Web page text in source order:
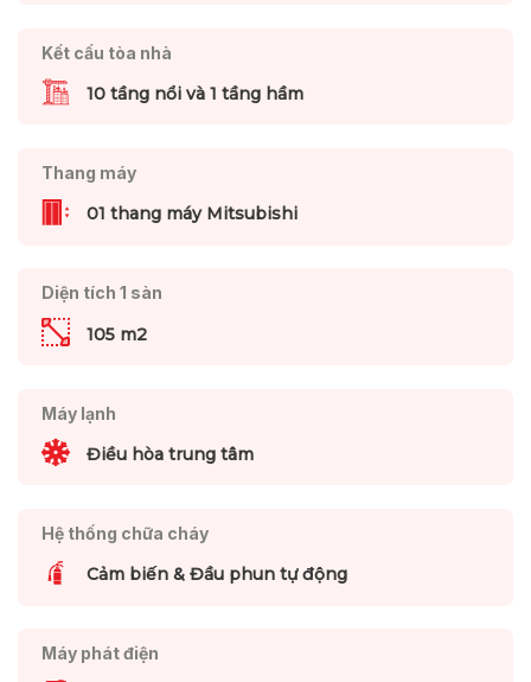
Kết cấu tòa nhà
10 tầng nổi và 1 tầng hầm
Thang máy
01 thang máy Mitsubishi
Diện tích 1 sàn
105 m2
Máy lạnh
Điều hòa trung tâm
Hệ thống chữa cháy
Cảm biến & Đầu phun tự động
Máy phát điện